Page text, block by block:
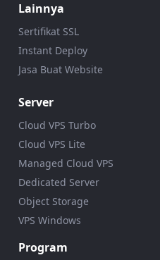
Lainnya
Sertifikat SSL
Instant Deploy
Jasa Buat Website
Server
Cloud VPS Turbo
Cloud VPS Lite
Managed Cloud VPS
Dedicated Server
Object Storage
VPS Windows
Program